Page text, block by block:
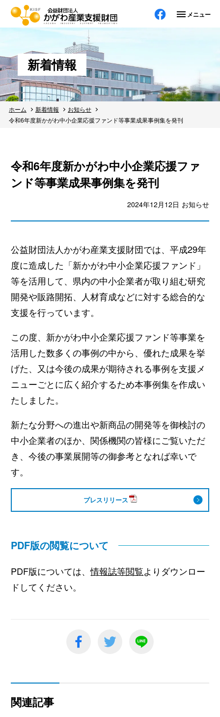
メニュー
新着情報
ホーム 新着情報
お知らせ
令和6年度新かがわ中小企業応援ファンド等事業成果事例集を発刊
令和6年度新かがわ中小企業応援ファ
ンド等事業成果事例集を発刊
2024年12月12日 お知らせ
公益財団法人かがわ産業支援財団では、平成29年
度に造成した「新かがわ中小企業応援ファンド」
等を活用して、県内の中小企業者が取り組む研究
開発や販路開拓、人材育成などに対する総合的な
支援を行っています。
この度、新かがわ中小企業応援ファンド等事業を
活用した数多くの事例の中から、優れた成果を挙
げた、又は今後の成果が期待される事例を支援メ
ニューごとに広く紹介するため本事例集を作成い
たしました。
新たな分野への進出や新商品の開発等を御検討の
中小企業者のほか、関係機関の皆様にご覧いただ
き、今後の事業展開等の御参考となれば幸いで
す。
プレスリリース
PDF版の閲覧について
PDF版については、情報誌等閲覧よりダウンロー
ドしてください。
関連記事